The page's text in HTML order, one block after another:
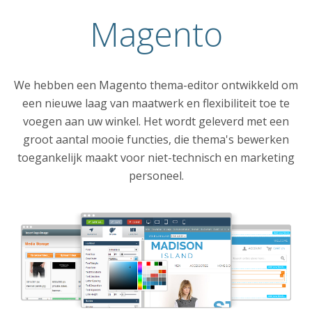
Magento
We hebben een Magento thema-editor ontwikkeld om
een nieuwe laag van maatwerk en flexibiliteit toe te
voegen aan uw winkel. Het wordt geleverd met een
groot aantal mooie functies, die thema's bewerken
toegankelijk maakt voor niet-technisch en marketing
personeel.